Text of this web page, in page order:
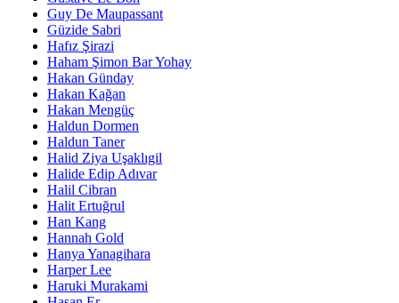
Guy De Maupassant
Güzide Sabri
Hafız Şirazi
Haham Şimon Bar Yohay
Hakan Günday
Hakan Kağan
Hakan Mengüç
Haldun Dormen
Haldun Taner
Halid Ziya Uşaklıgil
Halide Edip Adıvar
Halil Cibran
Halit Ertuğrul
Han Kang
Hannah Gold
Hanya Yanagihara
Harper Lee
Haruki Murakami